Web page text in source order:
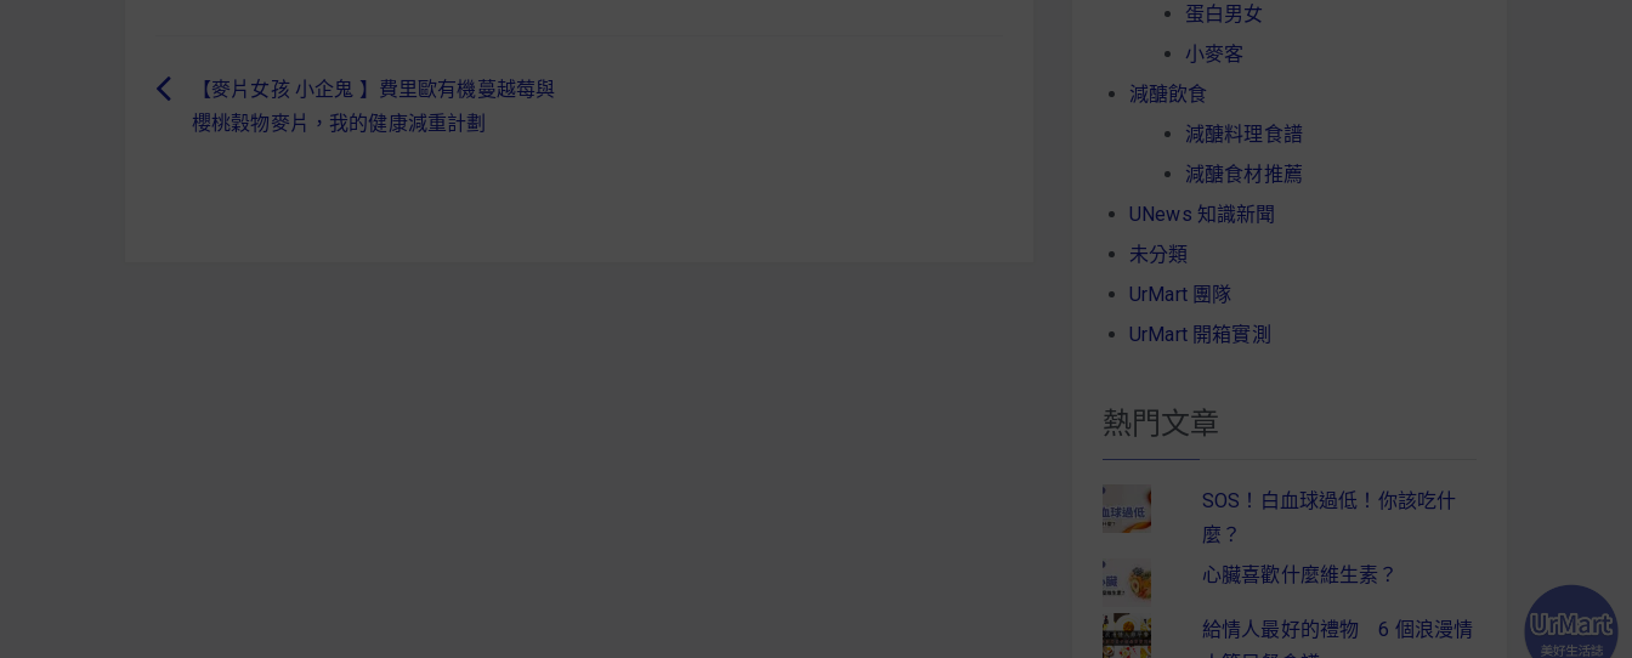
文
【麥片女孩 小企鬼 】費里歐有機蔓越莓與
櫻桃穀物麥片，我的健康減重計劃
蛋白男女
小麥客
減醣飲食
減醣料理食譜
減醣食材推薦
UNews 知識新聞
未分類
UrMart 團隊
UrMart 開箱實測
熱門文章
SOS！白血球過低！你該吃什
麼？
心臟喜歡什麼維生素？
給情人最好的禮物 6 個浪漫情